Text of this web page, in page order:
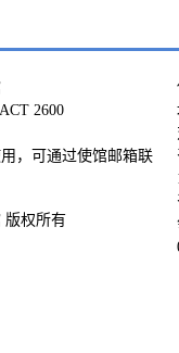
2600
，可通过使馆邮箱联
版权所有